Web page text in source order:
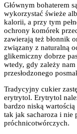
Głównym bohaterem
wykorzystać świeże
kalorii, a przy tym
ochrony komórek
zawierają też błonnik
związany z naturalną
glikemiczny dobrze
wtedy, gdy zależy
przesłodzonego
Tradycyjny cukier
erytrytol. Erytrytol
bardzo niską
tak jak sacharoza i
próchnicotwórczych.